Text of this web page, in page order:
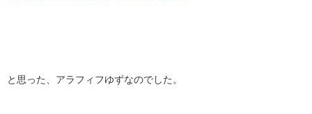
と思った、アラフィフゆずなのでした。